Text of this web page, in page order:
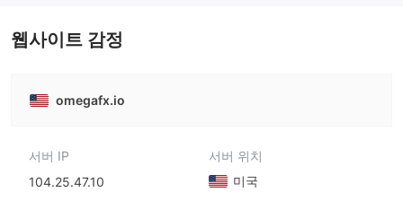
웹사이트 감정
omegafx.io
서버 IP
104.25.47.10
서버 위치
미국